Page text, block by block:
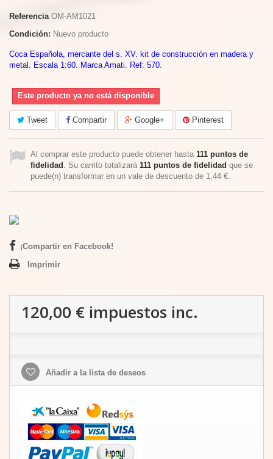
Referencia OM-AM1021
Condición: Nuevo producto
Coca Española, mercante del s. XV. kit de construcción en madera y
metal. Escala 1:60. Marca Amati. Ref: 570.
Este producto ya no está disponible
Tweet Compartir Google+ Pinterest
Al comprar este producto puede obtener hasta 111 puntos de
fidelidad . Su carrito totalizará 111 puntos de fidelidad que se
puede(n) transformar en un vale de descuento de 1,44 €.
¡Compartir en Facebook!
Imprimir
120,00 € impuestos inc.
Añadir a la lista de deseos